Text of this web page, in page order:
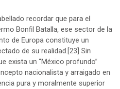
recordar que para el
Bonfil Batalla, ese sector de la
de Europa constituye un
de su realidad. [23] Sin
exista un “México profundo”
nacionalista y arraigado en
pura y moralmente superior